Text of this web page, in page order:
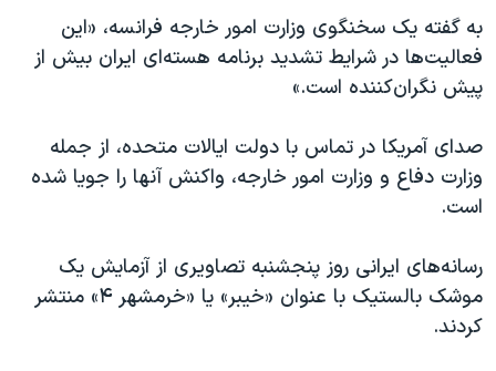
اعتراضات مردمی آبان ۹۸
اسرائیل در جنگ
همایش محافظه‌کاران آمریکا «سی‌پک»
صفحه‌های ویژه
به گفته یک سخنگوی وزارت امور خارجه فرانسه، «این
فعالیت‌ها در شرایط تشدید برنامه هسته‌ای ایران بیش از
پیش نگران‌کننده است.»
صدای آمریکا در تماس با دولت ایالات متحده، از جمله
وزارت دفاع و وزارت امور خارجه،‌ واکنش آنها را جویا شده
است.
رسانه‌های ایرانی روز پنجشنبه تصاویری از آزمایش یک
موشک بالستیک با عنوان «خیبر» یا «خرمشهر ۴» منتشر
کردند.